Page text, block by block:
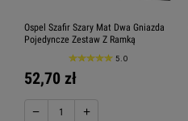
Ospel Szafir Szary Mat Dwa Gniazda
Pojedyncze Zestaw Z Ramką
5.0
52,70 zł
− +